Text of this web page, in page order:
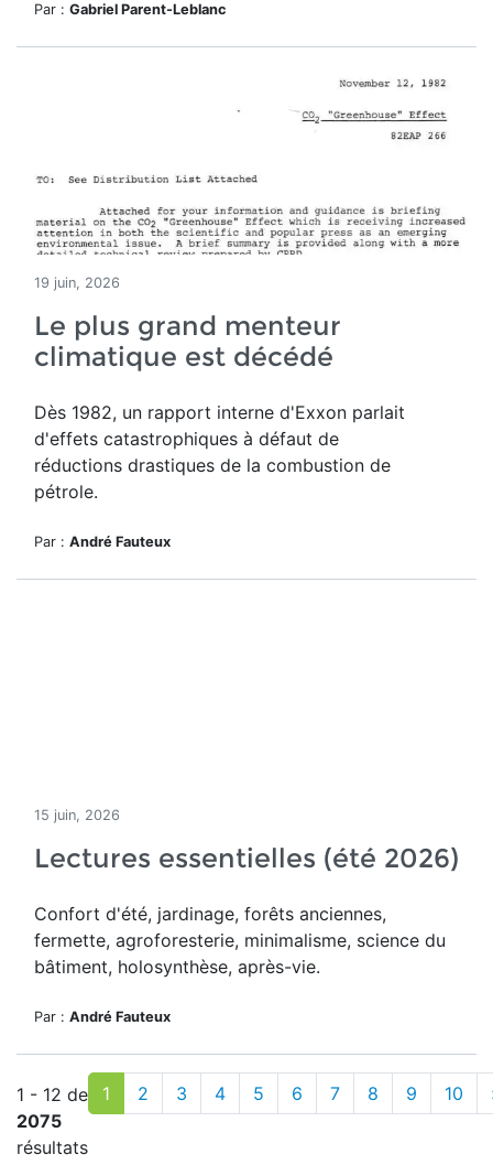
Par : Gabriel Parent-Leblanc
19 juin, 2026
Le plus grand menteur
climatique est décédé
Dès 1982, un rapport interne d'Exxon parlait
d'effets catastrophiques à défaut de
réductions drastiques de la combustion de
pétrole.
Par : André Fauteux
15 juin, 2026
Lectures essentielles (été 2026)
Confort d'été, jardinage, forêts anciennes,
fermette, agroforesterie, minimalisme, science du
bâtiment, holosynthèse, après-vie.
Par : André Fauteux
1 - 12 de
2075
résultats
1 2 3 4 5 6 7 8 9 10